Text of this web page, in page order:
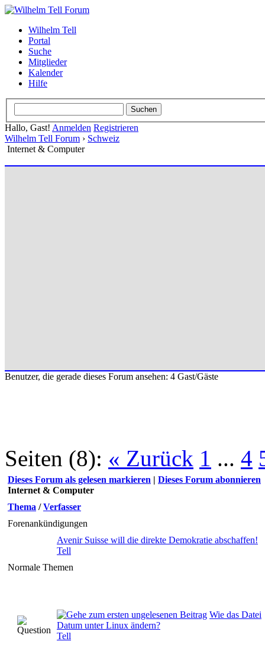
Wilhelm Tell
Portal
Suche
Mitglieder
Kalender
Hilfe
Hallo, Gast! Anmelden Registrieren
Wilhelm Tell Forum › Schweiz
Internet & Computer
Benutzer, die gerade dieses Forum ansehen: 4 Gast/Gäste
Seiten (8): « Zurück 1 ... 4
Dieses Forum als gelesen markieren | Dieses Forum abonnieren
Internet & Computer
Thema /Verfasser
Forenankündigungen
Avenir Suisse will die direkte Demokratie abschaffen!
Tell
Normale Themen
Wie das Datei
Datum unter Linux ändern?
Tell